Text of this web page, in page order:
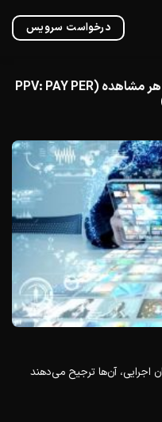
درخواست سرویس
پرداخت به ازای هر مشاهده (PPV: PAY PER
بنا به گزارش ۵۹٪ از مدیران اجرایی، آن‌ها ترجیح می‌دهند